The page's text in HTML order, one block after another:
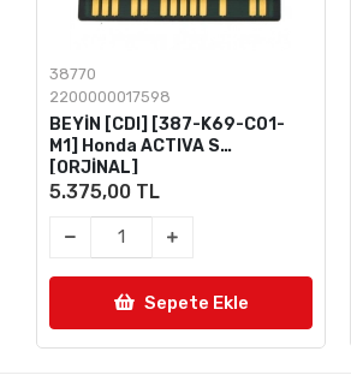
38770
2200000017598
BEYİN [CDI] [387-K69-C01-
M1] Honda ACTIVA S
[ORJİNAL]
5.375,00 TL
Sepete Ekle